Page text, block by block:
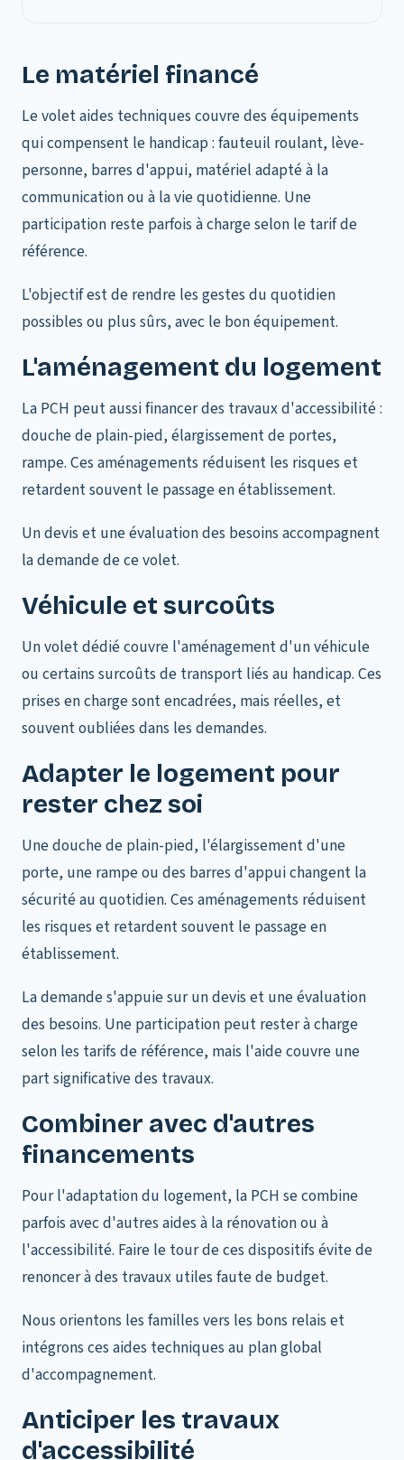
Le matériel financé
Le volet aides techniques couvre des équipements
qui compensent le handicap : fauteuil roulant, lève-
personne, barres d'appui, matériel adapté à la
communication ou à la vie quotidienne. Une
participation reste parfois à charge selon le tarif de
référence.
L'objectif est de rendre les gestes du quotidien
possibles ou plus sûrs, avec le bon équipement.
L'aménagement du logement
La PCH peut aussi financer des travaux d'accessibilité :
douche de plain-pied, élargissement de portes,
rampe. Ces aménagements réduisent les risques et
retardent souvent le passage en établissement.
Un devis et une évaluation des besoins accompagnent
la demande de ce volet.
Véhicule et surcoûts
Un volet dédié couvre l'aménagement d'un véhicule
ou certains surcoûts de transport liés au handicap. Ces
prises en charge sont encadrées, mais réelles, et
souvent oubliées dans les demandes.
Adapter le logement pour
rester chez soi
Une douche de plain-pied, l'élargissement d'une
porte, une rampe ou des barres d'appui changent la
sécurité au quotidien. Ces aménagements réduisent
les risques et retardent souvent le passage en
établissement.
La demande s'appuie sur un devis et une évaluation
des besoins. Une participation peut rester à charge
selon les tarifs de référence, mais l'aide couvre une
part significative des travaux.
Combiner avec d'autres
financements
Pour l'adaptation du logement, la PCH se combine
parfois avec d'autres aides à la rénovation ou à
l'accessibilité. Faire le tour de ces dispositifs évite de
renoncer à des travaux utiles faute de budget.
Nous orientons les familles vers les bons relais et
intégrons ces aides techniques au plan global
d'accompagnement.
Anticiper les travaux
d'accessibilité